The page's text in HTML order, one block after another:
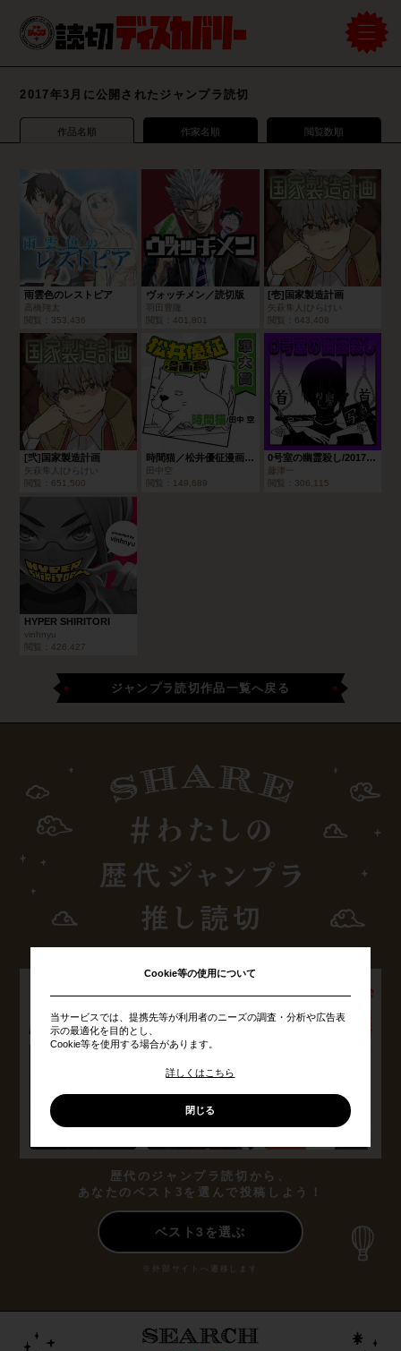
2017年3月に公開されたジャンプラ読切
作品名順 作家名順 閲覧数順
雨雲色のレストピア
高橋翔太
閲覧：
353,436
ヴォッチメン／読切版
羽田豊隆
閲覧：
401,801
[壱]国家製造計画
矢萩隼人|ひらけい
閲覧：
643,408
[弐]国家製造計画
矢萩隼人|ひらけい
閲覧：
651,500
時間猫／松井優征漫画賞 準大賞
田中空
閲覧：
149,689
0号室の幽霊殺し/2017年2月期ブロンズルーキー賞
藤津一
閲覧：
306,115
HYPER SHIRITORI
vinhnyu
閲覧：
426,427
ジャンプラ読切作品一覧へ戻る
歴代のジャンプラ読切から、
あなたのベスト3を選んで投稿しよう！
ベスト3を選ぶ
※外部サイトへ遷移します
Cookie等の使用について
当サービスでは、提携先等が利用者のニーズの調査・分析や広告表
示の最適化を目的とし、
Cookie等を使用する場合があります。
詳しくはこちら
閉じる